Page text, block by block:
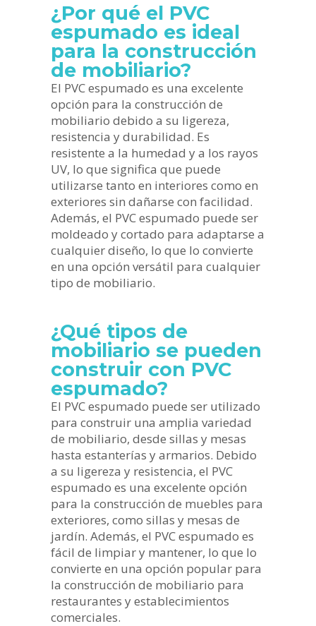
¿Por qué el PVC
espumado es ideal
para la construcción
de mobiliario?
El PVC espumado es una excelente
opción para la construcción de
mobiliario debido a su ligereza,
resistencia y durabilidad. Es
resistente a la humedad y a los rayos
UV, lo que significa que puede
utilizarse tanto en interiores como en
exteriores sin dañarse con facilidad.
Además, el PVC espumado puede ser
moldeado y cortado para adaptarse a
cualquier diseño, lo que lo convierte
en una opción versátil para cualquier
tipo de mobiliario.
¿Qué tipos de
mobiliario se pueden
construir con PVC
espumado?
El PVC espumado puede ser utilizado
para construir una amplia variedad
de mobiliario, desde sillas y mesas
hasta estanterías y armarios. Debido
a su ligereza y resistencia, el PVC
espumado es una excelente opción
para la construcción de muebles para
exteriores, como sillas y mesas de
jardín. Además, el PVC espumado es
fácil de limpiar y mantener, lo que lo
convierte en una opción popular para
la construcción de mobiliario para
restaurantes y establecimientos
comerciales.